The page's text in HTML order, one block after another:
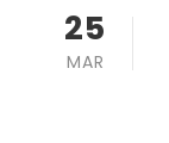
25
MAR